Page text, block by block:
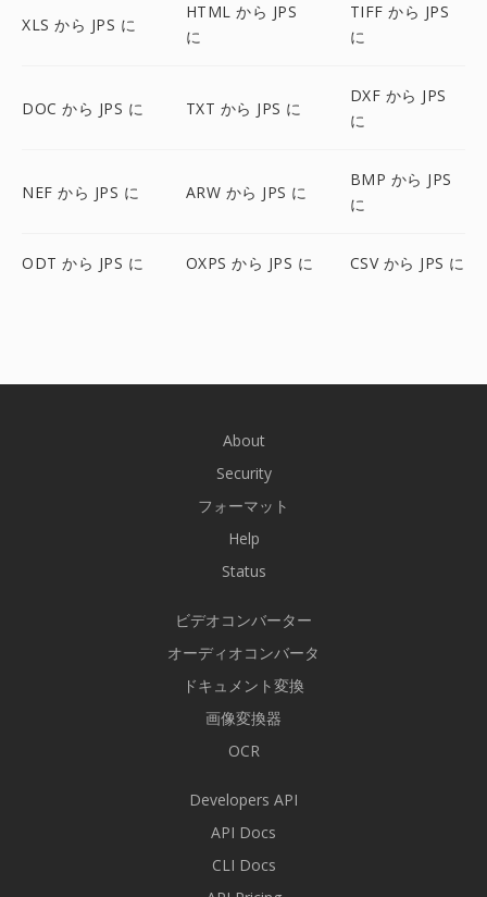
XLS から JPS に
HTML から JPS
に
TIFF から JPS
に
DOC から JPS に TXT から JPS に
DXF から JPS
に
NEF から JPS に ARW から JPS に
BMP から JPS
に
ODT から JPS に OXPS から JPS に CSV から JPS に
About
Security
フォーマット
Help
Status
ビデオコンバーター
オーディオコンバータ
ドキュメント変換
画像変換器
OCR
Developers API
API Docs
CLI Docs